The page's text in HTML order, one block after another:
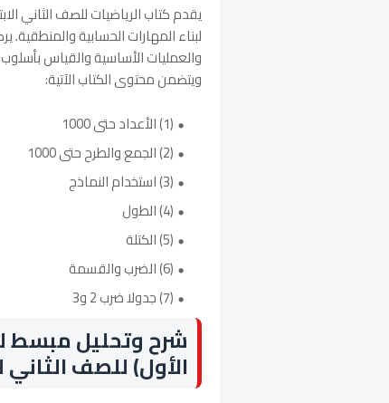
لبناء المهارات الحسابية والمنطقية.
والعمليات الأساسية والقياس
ويتضمن محتوى الكتاب الآتية:
(1) الأعداد حتى 1000
(2) الجمع والطرح حتى 1000
(3) استخدام النماذج
(4) الطول
(5) الكتلة
(6) الضرب والقسمة
(7) جدولا ضرب 2 و3
شرح وتحليل مبسط
الأول) للصف الثاني